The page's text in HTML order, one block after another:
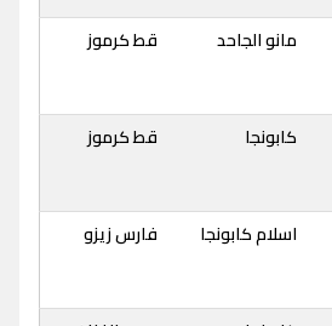
مانو الجاحد قط كرموز
كابونجا قط كرموز
اسلام كابونجا فارس زيزو